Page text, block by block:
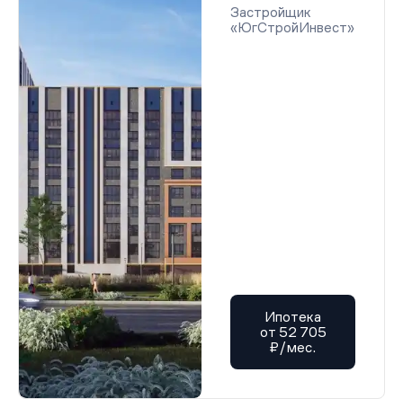
Застройщик
«ЮгСтройИнвест»
Ипотека
от 52 705
₽/мес.